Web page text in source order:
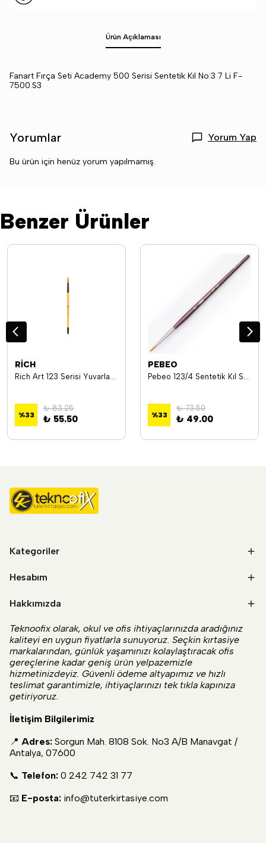
Ürün Açıklaması
Fanart Fırça Seti Academy 500 Serisi Sentetik Kıl No:3 7 Li F-
7500.S3
Yorumlar Yorum Yap
Bu ürün için henüz yorum yapılmamış.
Benzer Ürünler
RİCH
Rich Art 123 Serisi Yuvarlak Uçlu Sentetik Fırça No: 9 17355
%33
₺ 83.25
₺ 55.50
PEBEO
Pebeo 123/4 Sentetik Kıl Suluboya Fırçası No:4
%33
₺ 73.50
₺ 49.00
Kategoriler
Hesabım
Hakkımızda
Teknoofix olarak, okul ve ofis ihtiyaçlarınızda aradığınız
kaliteyi en uygun fiyatlarla sunuyoruz. Seçkin kırtasiye
markalarından, günlük yaşamınızı kolaylaştıracak ofis
gereçlerine kadar geniş ürün yelpazemizle
hizmetinizdeyiz. Güvenli ödeme altyapımız ve hızlı
teslimat garantimizle, ihtiyaçlarınızı tek tıkla kapınıza
getiriyoruz.
İletişim Bilgilerimiz
📍 Adres: Sorgun Mah. 8108 Sok. No3 A/B Manavgat /
Antalya, 07600
📞 Telefon: 0 242 742 31 77
📧 E-posta: info@tuterkirtasiye.com